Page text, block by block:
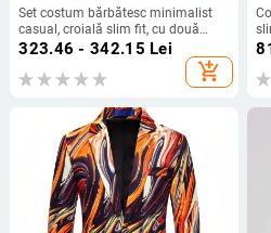
Set costum bărbătesc minimalist
casual, croială slim fit, cu două
nasturi, rever plat, amestec de fibre
acetate 50–60%, purtare în patru
sezoane, toamna 2024
323.46 - 342.15 Lei
add_shopping_cart